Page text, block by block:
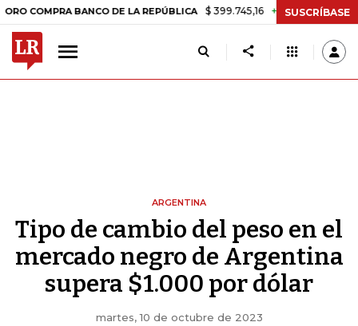
BANCO DE LA REPÚBLICA $ 399.745,16 +$ 2.295,71 +0,58%
SUSCRÍBASE
ARGENTINA
Tipo de cambio del peso en el
mercado negro de Argentina
supera $1.000 por dólar
martes, 10 de octubre de 2023